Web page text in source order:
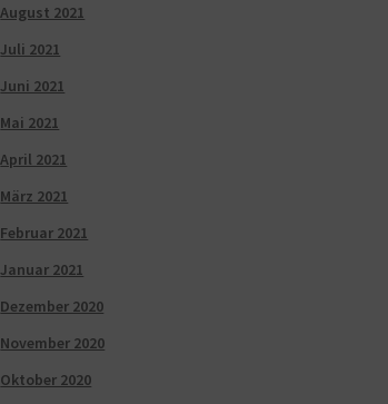
August 2021
Juli 2021
Juni 2021
Mai 2021
April 2021
März 2021
Februar 2021
Januar 2021
Dezember 2020
November 2020
Oktober 2020